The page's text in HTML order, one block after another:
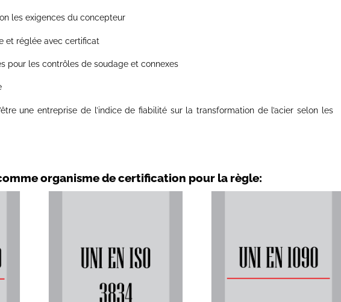
les exigences du concepteur
et réglée avec certificat
pour les contrôles de soudage et connexes
une entreprise de l’indice de fiabilité sur la transformation de l’acier selon les
comme organisme de certification pour la règle: